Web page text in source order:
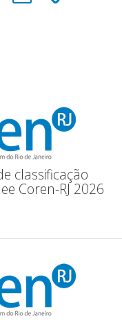
classificação
Coren-RJ 2026